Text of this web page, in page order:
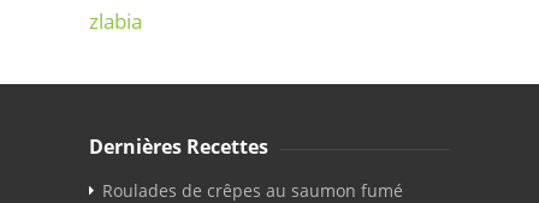
zlabia
Dernières Recettes
Roulades de crêpes au saumon fumé